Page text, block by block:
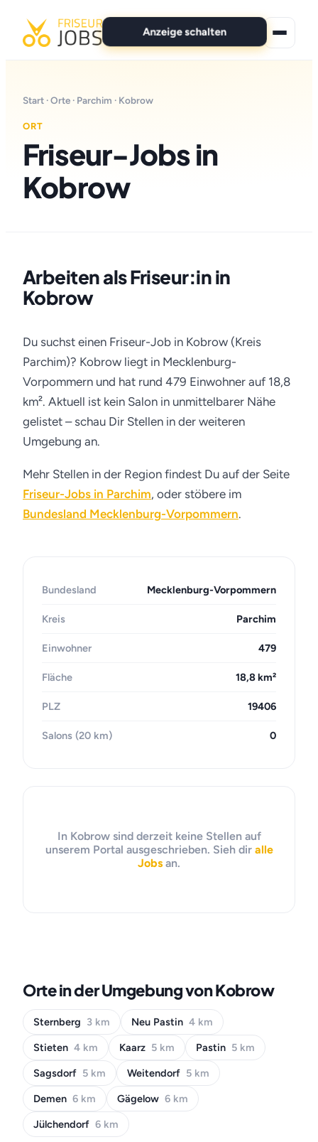
Anzeige schalten
Für Bewerber
Marken
Start ·Orte · Parchim · Kobrow
ORT
Friseur-Jobs in
Kobrow
Arbeiten als Friseur:in in
Kobrow
Du suchst einen Friseur-Job in Kobrow (Kreis
Parchim)? Kobrow liegt in Mecklenburg-
Vorpommern und hat rund 479 Einwohner auf 18,8
km². Aktuell ist kein Salon in unmittelbarer Nähe
gelistet – schau Dir Stellen in der weiteren
Umgebung an.
Mehr Stellen in der Region findest Du auf der Seite
Friseur-Jobs in Parchim, oder stöbere im
Bundesland Mecklenburg-Vorpommern.
Bundesland Mecklenburg-Vorpommern
Kreis Parchim
Einwohner 479
Fläche 18,8 km²
PLZ 19406
Salons (20 km) 0
In Kobrow sind derzeit keine Stellen auf
unserem Portal ausgeschrieben. Sieh dir alle
Jobs an.
Orte in der Umgebung von Kobrow
Sternberg 3 km Neu Pastin 4 km
Stieten 4 km Kaarz 5 km Pastin 5 km
Sagsdorf 5 km Weitendorf 5 km
Demen 6 km Gägelow 6 km
Jülchendorf 6 km